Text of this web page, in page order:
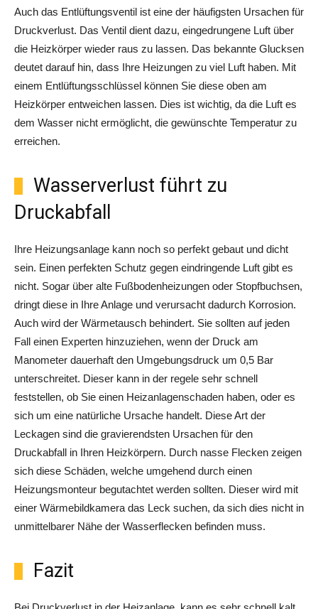
Auch das Entlüftungsventil ist eine der häufigsten Ursachen für
Druckverlust. Das Ventil dient dazu, eingedrungene Luft über
die Heizkörper wieder raus zu lassen. Das bekannte Glucksen
deutet darauf hin, dass Ihre Heizungen zu viel Luft haben. Mit
einem Entlüftungsschlüssel können Sie diese oben am
Heizkörper entweichen lassen. Dies ist wichtig, da die Luft es
dem Wasser nicht ermöglicht, die gewünschte Temperatur zu
erreichen.
Wasserverlust führt zu
Druckabfall
Ihre Heizungsanlage kann noch so perfekt gebaut und dicht
sein. Einen perfekten Schutz gegen eindringende Luft gibt es
nicht. Sogar über alte Fußbodenheizungen oder Stopfbuchsen,
dringt diese in Ihre Anlage und verursacht dadurch Korrosion.
Auch wird der Wärmetausch behindert. Sie sollten auf jeden
Fall einen Experten hinzuziehen, wenn der Druck am
Manometer dauerhaft den Umgebungsdruck um 0,5 Bar
unterschreitet. Dieser kann in der regele sehr schnell
feststellen, ob Sie einen Heizanlagenschaden haben, oder es
sich um eine natürliche Ursache handelt. Diese Art der
Leckagen sind die gravierendsten Ursachen für den
Druckabfall in Ihren Heizkörpern. Durch nasse Flecken zeigen
sich diese Schäden, welche umgehend durch einen
Heizungsmonteur begutachtet werden sollten. Dieser wird mit
einer Wärmebildkamera das Leck suchen, da sich dies nicht in
unmittelbarer Nähe der Wasserflecken befinden muss.
Fazit